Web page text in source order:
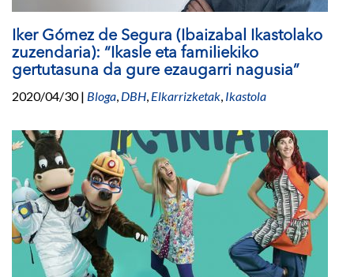
Iker Gómez de Segura (Ibaizabal Ikastolako
zuzendaria): “Ikasle eta familiekiko
gertutasuna da gure ezaugarri nagusia”
2020/04/30| Bloga, DBH, Elkarrizketak, Ikastola